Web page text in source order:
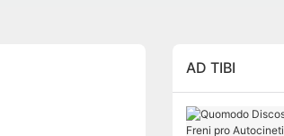
AD TIBI